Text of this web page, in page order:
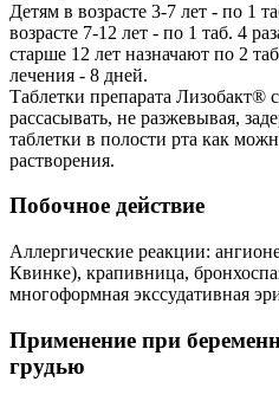
Детям в возрасте 3-7 лет - по 1
возрасте 7-12 лет - по 1 таб. 4
старше 12 лет назначают по 2
лечения - 8 дней.
Таблетки препарата Лизобакт®
рассасывать, не разжевывая,
таблетки в полости рта как
растворения.
Побочное действие
Аллергические реакции:
Квинке), крапивница,
многоформная экссудативная
Применение при
грудью